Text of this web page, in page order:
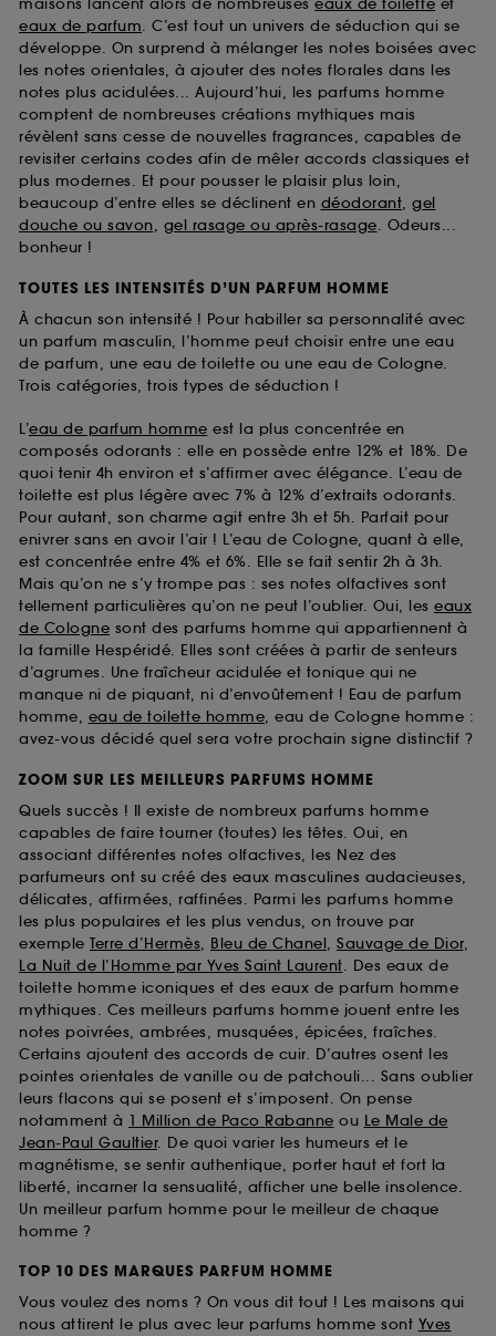
maisons lancent alors de nombreuses eaux de toilette et
eaux de parfum. C’est tout un univers de séduction qui se
développe. On surprend à mélanger les notes boisées avec
les notes orientales, à ajouter des notes florales dans les
notes plus acidulées... Aujourd’hui, les parfums homme
comptent de nombreuses créations mythiques mais
révèlent sans cesse de nouvelles fragrances, capables de
revisiter certains codes afin de mêler accords classiques et
plus modernes. Et pour pousser le plaisir plus loin,
beaucoup d’entre elles se déclinent en déodorant, gel
douche ou savon, gel rasage ou après-rasage. Odeurs...
bonheur !
TOUTES LES INTENSITÉS D’UN PARFUM HOMME
À chacun son intensité ! Pour habiller sa personnalité avec
un parfum masculin, l’homme peut choisir entre une eau
de parfum, une eau de toilette ou une eau de Cologne.
Trois catégories, trois types de séduction !
L’eau de parfum homme est la plus concentrée en
composés odorants : elle en possède entre 12% et 18%. De
quoi tenir 4h environ et s’affirmer avec élégance. L’eau de
toilette est plus légère avec 7% à 12% d’extraits odorants.
Pour autant, son charme agit entre 3h et 5h. Parfait pour
enivrer sans en avoir l’air ! L’eau de Cologne, quant à elle,
est concentrée entre 4% et 6%. Elle se fait sentir 2h à 3h.
Mais qu’on ne s’y trompe pas : ses notes olfactives sont
tellement particulières qu’on ne peut l’oublier. Oui, les eaux
de Cologne sont des parfums homme qui appartiennent à
la famille Hespéridé. Elles sont créées à partir de senteurs
d’agrumes. Une fraîcheur acidulée et tonique qui ne
manque ni de piquant, ni d’envoûtement ! Eau de parfum
homme, eau de toilette homme, eau de Cologne homme :
avez-vous décidé quel sera votre prochain signe distinctif ?
ZOOM SUR LES MEILLEURS PARFUMS HOMME
Quels succès ! Il existe de nombreux parfums homme
capables de faire tourner (toutes) les têtes. Oui, en
associant différentes notes olfactives, les Nez des
parfumeurs ont su créé des eaux masculines audacieuses,
délicates, affirmées, raffinées. Parmi les parfums homme
les plus populaires et les plus vendus, on trouve par
exemple Terre d’Hermès, Bleu de Chanel, Sauvage de Dior,
La Nuit de l’Homme par Yves Saint Laurent. Des eaux de
toilette homme iconiques et des eaux de parfum homme
mythiques. Ces meilleurs parfums homme jouent entre les
notes poivrées, ambrées, musquées, épicées, fraîches.
Certains ajoutent des accords de cuir. D’autres osent les
pointes orientales de vanille ou de patchouli... Sans oublier
leurs flacons qui se posent et s’imposent. On pense
notamment à 1 Million de Paco Rabanne ou Le Male de
Jean-Paul Gaultier. De quoi varier les humeurs et le
magnétisme, se sentir authentique, porter haut et fort la
liberté, incarner la sensualité, afficher une belle insolence.
Un meilleur parfum homme pour le meilleur de chaque
homme ?
TOP 10 DES MARQUES PARFUM HOMME
Vous voulez des noms ? On vous dit tout ! Les maisons qui
nous attirent le plus avec leur parfums homme sont Yves